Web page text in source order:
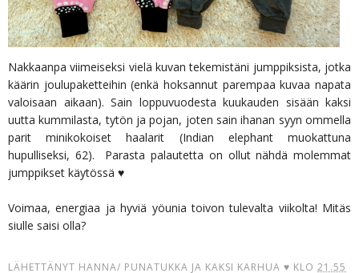
Nakkaanpa viimeiseksi vielä kuvan tekemistäni jumppiksista, jotka
käärin joulupaketteihin (enkä hoksannut parempaa kuvaa napata
valoisaan aikaan). Sain loppuvuodesta kuukauden sisään kaksi
uutta kummilasta, tytön ja pojan, joten sain ihanan syyn ommella
parit minikokoiset haalarit (Indian elephant muokattuna
hupulliseksi, 62). Parasta palautetta on ollut nähdä molemmat
jumppikset käytössä ♥
Voimaa, energiaa ja hyviä yöunia toivon tulevalta viikolta! Mitäs
siulle saisi olla?
LÄHETTÄNYT HANNA/ PUNATUKKA JA KAKSI KARHUA ♥ KLO 21.55